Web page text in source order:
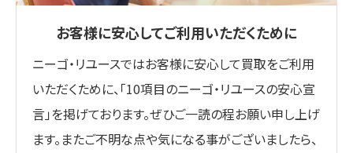
お客様に安心してご利用いただくために
ニーゴ・リユースではお客様に安心して買取をご利用
いただくために、「10項目のニーゴ・リユースの安心宣
言」を掲げております。ぜひご一読の程お願い申し上げ
ます。またご不明な点や気になる事がございましたら、